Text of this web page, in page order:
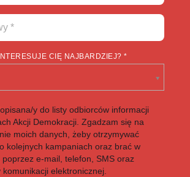
CIĘ NAJBARDZIEJ? *
y do listy odbiorców informacji
Akcji Demokracji. Zgadzam się na
moich danych, żeby otrzymywać
kolejnych kampaniach oraz brać w
poprzez e-mail, telefon, SMS oraz
komunikacji elektronicznej.